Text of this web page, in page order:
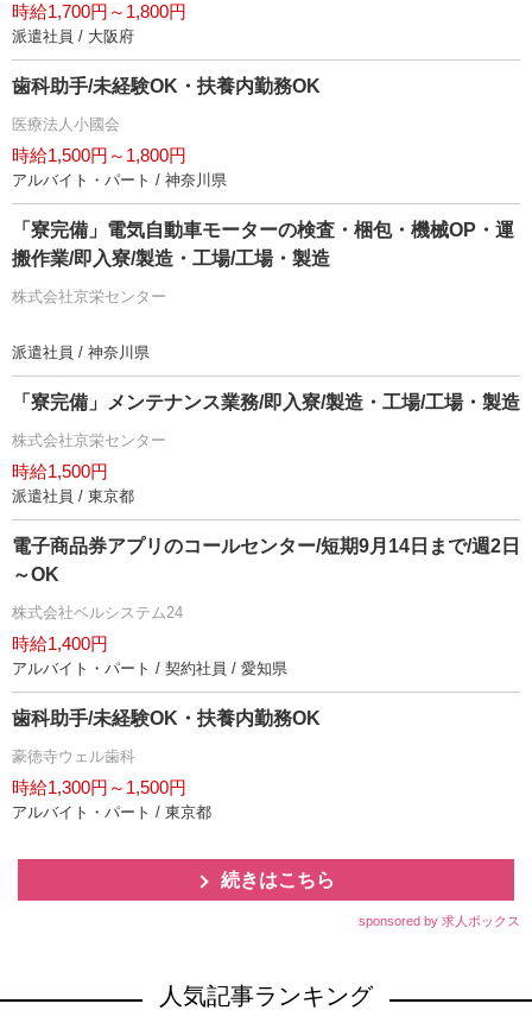
時給1,700円～1,800円
派遣社員 / 大阪府
歯科助手/未経験OK・扶養内勤務OK
医療法人小國会
時給1,500円～1,800円
アルバイト・パート / 神奈川県
「寮完備」電気自動車モーターの検査・梱包・機械OP・運
搬作業/即入寮/製造・工場/工場・製造
株式会社京栄センター
派遣社員 / 神奈川県
「寮完備」メンテナンス業務/即入寮/製造・工場/工場・製造
株式会社京栄センター
時給1,500円
派遣社員 / 東京都
電子商品券アプリのコールセンター/短期9月14日まで/週2日
～OK
株式会社ベルシステム24
時給1,400円
アルバイト・パート / 契約社員 / 愛知県
歯科助手/未経験OK・扶養内勤務OK
豪徳寺ウェル歯科
時給1,300円～1,500円
アルバイト・パート / 東京都
続きはこちら
sponsored by 求人ボックス
人気記事ランキング